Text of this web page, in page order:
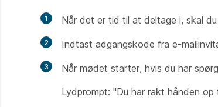
1 Når det er tid til at deltage i, skal
2 Indtast adgangskode fra e-
3
Når mødet starter, hvis du har
Lydprompt: "Du har rakt hånden